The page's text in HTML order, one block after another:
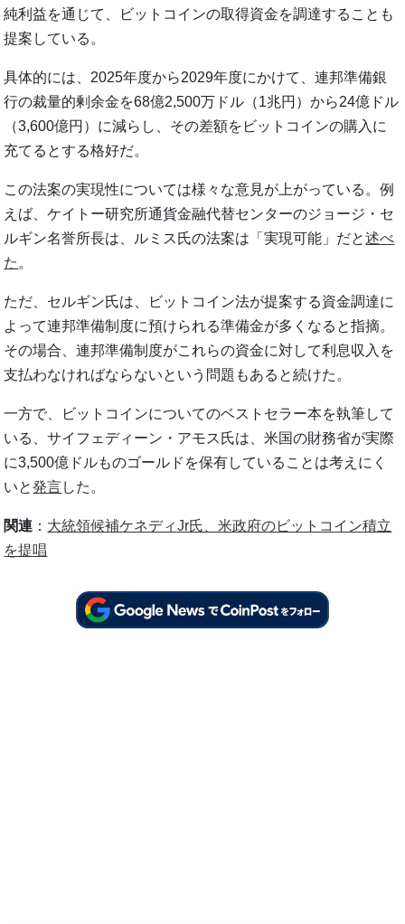
純利益を通じて、ビットコインの取得資金を調達することも
提案している。
具体的には、2025年度から2029年度にかけて、連邦準備銀
行の裁量的剰余金を68億2,500万ドル（1兆円）から24億ドル
（3,600億円）に減らし、その差額をビットコインの購入に
充てるとする格好だ。
この法案の実現性については様々な意見が上がっている。例
えば、ケイトー研究所通貨金融代替センターのジョージ・セ
ルギン名誉所長は、ルミス氏の法案は「実現可能」だと述べ
た 。
ただ、セルギン氏は、ビットコイン法が提案する資金調達に
よって連邦準備制度に預けられる準備金が多くなると指摘。
その場合、連邦準備制度がこれらの資金に対して利息収入を
支払わなければならないという問題もあると続けた。
一方で、ビットコインについてのベストセラー本を執筆して
いる、サイフェディーン・アモス氏は、米国の財務省が実際
に3,500億ドルものゴールドを保有していることは考えにく
いと発言した。
関連 ： 大統領候補ケネディJr氏、米政府のビットコイン積立
を提唱